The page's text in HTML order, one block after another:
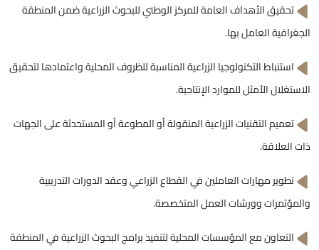
تحقيق الأهداف العامة للمركز الوطني للبحوث الزراعية ضمن المنطقة
الجغرافية العامل بها.
استنباط التكنولوجيا الزراعية المناسبة للظروف المحلية واعتمادها لتحقيق
الاستغلال الأمثل للموارد الإنتاجية.
تعميم التقنيات الزراعية المنقولة أو المطوعة أو المستحدثة على الجهات
ذات العلاقة.
تطوير مهارات العاملين في القطاع الزراعي وعقد الدورات التدريبية
والمؤتمرات وورشات العمل المتخصصة.
التعاون مع المؤسسات المحلية لتنفيذ برامج البحوث الزراعية في المنطقة